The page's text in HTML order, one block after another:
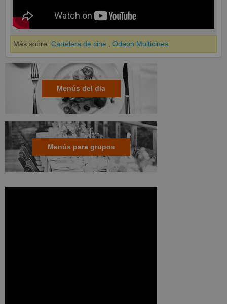
Más sobre: Cartelera de cine Odeon Multicines
Menús del dia
Menús para grupos